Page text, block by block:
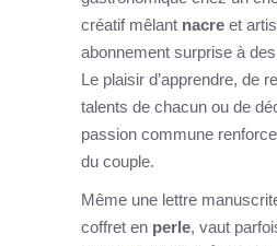
créatif mêlant nacre et
abonnement surprise à
Le plaisir d’apprendre, de
talents de chacun ou de
passion commune
du couple.
Même une lettre
coffret en perle, vaut